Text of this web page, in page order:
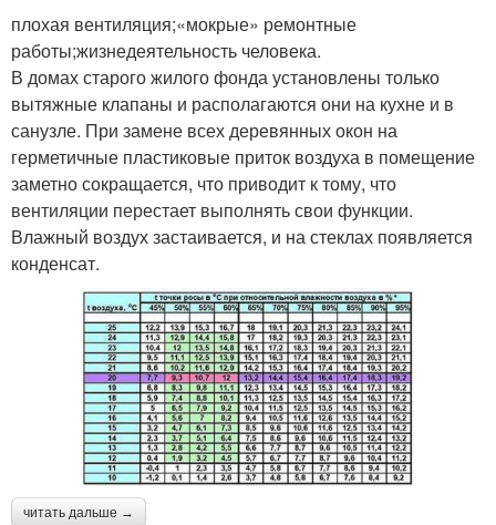
плохая вентиляция;«мокрые» ремонтные
работы;жизнедеятельность человека.
В домах старого жилого фонда установлены только
вытяжные клапаны и располагаются они на кухне и в
санузле. При замене всех деревянных окон на
герметичные пластиковые приток воздуха в помещение
заметно сокращается, что приводит к тому, что
вентиляции перестает выполнять свои функции.
Влажный воздух застаивается, и на стеклах появляется
конденсат.
читать дальше →